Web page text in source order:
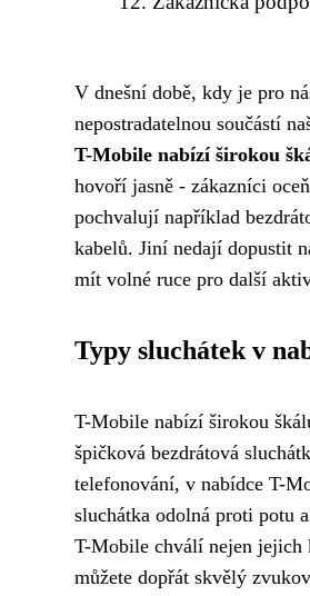
V dnešní době, kdy je pro
nepostradatelnou součástí
T-Mobile nabízí širokou
hovoří jasně - zákazníci
pochvalují například
kabelů. Jiní nedají dopustit
mít volné ruce pro další
Typy sluchátek v
T-Mobile nabízí širokou
špičková bezdrátová
telefonování, v nabídce T-
sluchátka odolná proti potu
T-Mobile chválí nejen jejich
můžete dopřát skvělý